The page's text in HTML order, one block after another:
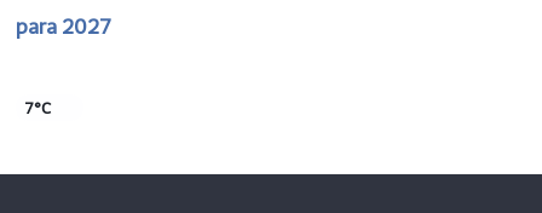
para 2027
7°C